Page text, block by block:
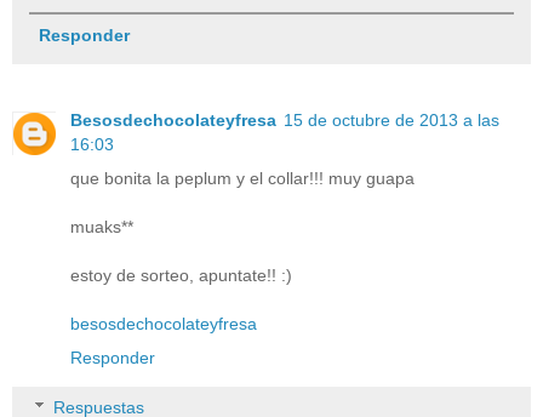
Responder
Besosdechocolateyfresa 15 de octubre de 2013 a las
16:03
que bonita la peplum y el collar!!! muy guapa
muaks**
estoy de sorteo, apuntate!! :)
besosdechocolateyfresa
Responder
Respuestas